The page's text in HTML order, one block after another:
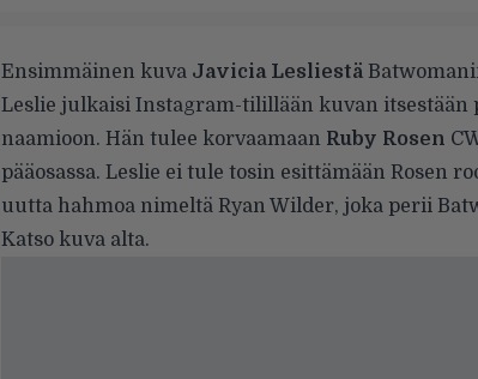
Ensimmäinen kuva Javicia Lesliestä
Leslie julkaisi Instagram-tilillään kuvan itsestään
naamioon. Hän tulee korvaamaan Ruby Rosen
pääosassa. Leslie ei tule tosin esittämään Rosen
uutta hahmoa nimeltä Ryan Wilder, joka perii
Katso kuva alta.